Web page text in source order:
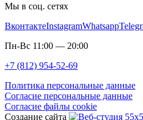
Мы в соц. сетях
ВконтактеInstagramWhatsapp
Пн-Вс 11:00 — 20:00
+7 (812) 954-52-69
Политика персональные данные
Согласие персональные данные
Согласие файлы cookie
Создание сайта